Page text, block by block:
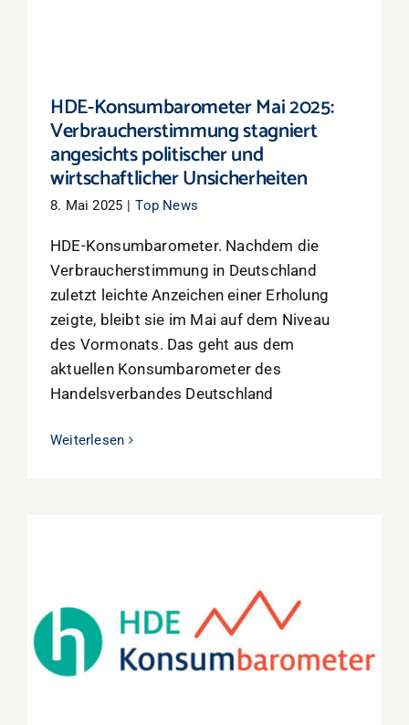
HDE-Konsumbarometer Mai 2025:
Verbraucherstimmung stagniert
angesichts politischer und
wirtschaftlicher Unsicherheiten
8. Mai 2025 | Top News
HDE-Konsumbarometer. Nachdem die
Verbraucherstimmung in Deutschland
zuletzt leichte Anzeichen einer Erholung
zeigte, bleibt sie im Mai auf dem Niveau
des Vormonats. Das geht aus dem
aktuellen Konsumbarometer des
Handelsverbandes Deutschland
Weiterlesen
HDE-Konsumbarometer im April: Konsum
weiter ohne großen Schwung